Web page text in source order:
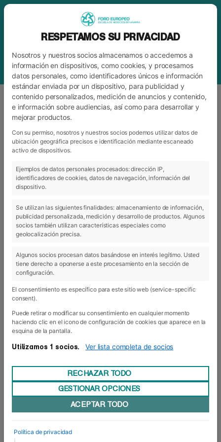
ETIQUETADIGITALIZACIÓN
19 Ene 2018
Sesión con Jesús Zorrilla, dircom de
VW Navarra
Externas de Volkswagen Navarra, Jesús Zorrilla,
RESPETAMOS SU PRIVACIDAD
Nosotros y nuestros socios almacenamos o accedemos a
información en dispositivos, como cookies, y procesamos
datos personales, como identificadores únicos e información
estándar enviada por un dispositivo, para publicidad y
contenido personalizados, medición de anuncios y contenido,
e información sobre audiencias, así como para desarrollar y
mejorar productos.
Con su permiso, nosotros y nuestros socios podemos utilizar datos de
ubicación geográfica precisos e identificación mediante escaneado
activo de dispositivos.
Ejemplos de datos personales procesados: dirección IP,
identificadores de cookies, datos de navegación, información del
dispositivo.
Se utilizan las siguientes finalidades: almacenamiento de información,
publicidad personalizada, medición y desarrollo de productos. Algunos
socios también utilizan características especiales como
geolocalización precisa.
Algunos socios procesan datos basándose en interés legítimo. Usted
tiene derecho a oponerse a este procesamiento en la sección de
configuración.
El consentimiento es específico para este sitio web (service-specific
consent).
Puede retirar o modificar su consentimiento en cualquier momento
haciendo clic en el icono de configuración de cookies que aparece en la
esquina de la pantalla.
Utilizamos 1 socios. Ver lista completa de socios
RECHAZAR TODO
GESTIONAR OPCIONES
ACEPTAR TODO
Política de privacidad